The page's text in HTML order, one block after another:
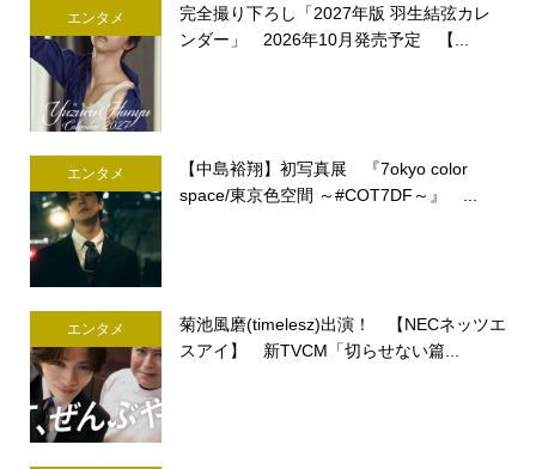
エンタメ
完全撮り下ろし「2027年版 羽生結弦カレ
ンダー」 2026年10月発売予定 【...
エンタメ
【中島裕翔】初写真展 『7okyo color
space/東京色空間 ～#COT7DF～』 ...
エンタメ
菊池風磨(timelesz)出演！ 【NECネッツエ
スアイ】 新TVCM「切らせない篇...